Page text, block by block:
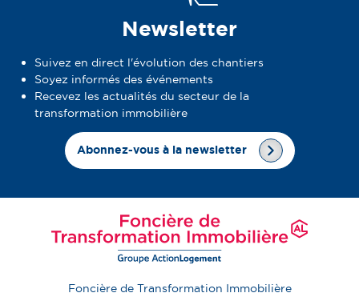
Newsletter
Suivez en direct l'évolution des chantiers
Soyez informés des événements
Recevez les actualités du secteur de la
transformation immobilière
Abonnez-vous à la newsletter
Foncière de Transformation Immobilière